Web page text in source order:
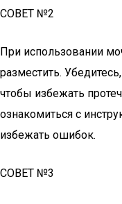
СОВЕТ №2
При использовании
разместить.
чтобы избежать
ознакомиться с
избежать ошибок.
СОВЕТ №3